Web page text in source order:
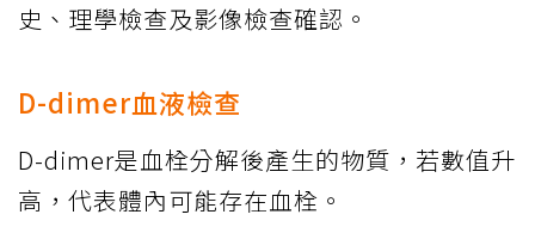
史、理學檢查及影像檢查確認。
D-dimer血液檢查
D-dimer是血栓分解後產生的物質，若數值升
高，代表體內可能存在血栓。